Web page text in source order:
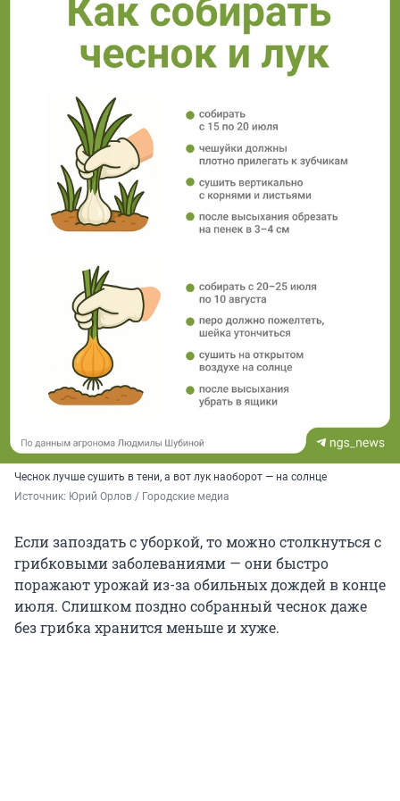
Чеснок лучше сушить в тени, а вот лук наоборот — на солнце
Источник: Юрий Орлов / Городские медиа
Если запоздать с уборкой, то можно столкнуться с
грибковыми заболеваниями — они быстро
поражают урожай из-за обильных дождей в конце
июля. Слишком поздно собранный чеснок даже
без грибка хранится меньше и хуже.